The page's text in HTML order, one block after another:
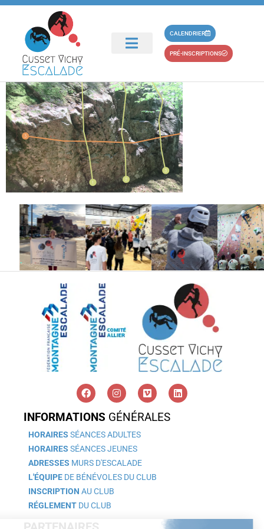
CALENDRIER
PRÉ-INSCRIPTIONS
bloc-2-p2
INFORMATIONS GÉNÉRALES
HORAIRESSÉANCES ADULTES
HORAIRES SÉANCES JEUNES
ADRESSES MURS D'ESCALADE
L'ÉQUIPE DE BÉNÉVOLES DU CLUB
INSCRIPTION AU CLUB
RÉGLEMENT DU CLUB